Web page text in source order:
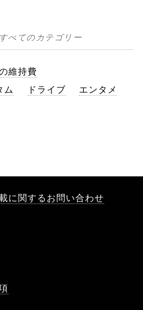
すべてのカテゴリー
維持費
ム
ドライブ
エンタメ
に関するお問い合わせ